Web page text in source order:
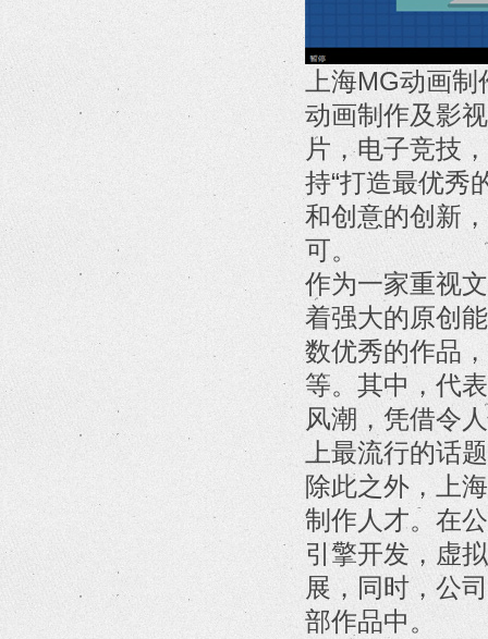
上海MG动画
动画制作及影
片，电子竞技
持“打造最优秀
和创意的创新
可。
作为一家重视
着强大的原创
数优秀的作品
等。其中，代
风潮，凭借令
上最流行的话
除此之外，上
制作人才。在
引擎开发，虚
展，同时，公
部作品中。